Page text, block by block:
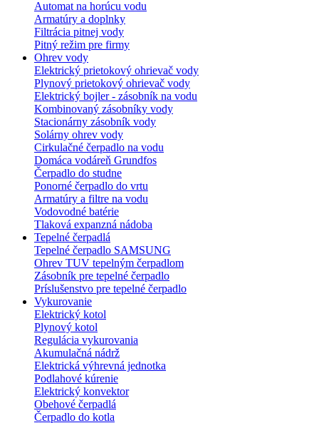
Automat na horúcu vodu
Armatúry a doplnky
Filtrácia pitnej vody
Pitný režim pre firmy
Ohrev vody
Elektrický prietokový ohrievač vody
Plynový prietokový ohrievač vody
Elektrický bojler - zásobník na vodu
Kombinovaný zásobníky vody
Stacionárny zásobník vody
Solárny ohrev vody
Cirkulačné čerpadlo na vodu
Domáca vodáreň Grundfos
Čerpadlo do studne
Ponorné čerpadlo do vrtu
Armatúry a filtre na vodu
Vodovodné batérie
Tlaková expanzná nádoba
Tepelné čerpadlá
Tepelné čerpadlo SAMSUNG
Ohrev TUV tepelným čerpadlom
Zásobník pre tepelné čerpadlo
Príslušenstvo pre tepelné čerpadlo
Vykurovanie
Elektrický kotol
Plynový kotol
Regulácia vykurovania
Akumulačná nádrž
Elektrická výhrevná jednotka
Podlahové kúrenie
Elektrický konvektor
Obehové čerpadlá
Čerpadlo do kotla